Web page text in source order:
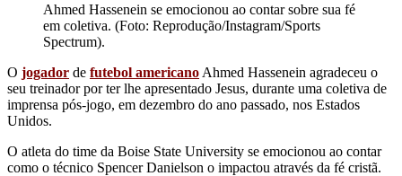
Ahmed Hassenein se emocionou ao contar sobre sua fé
em coletiva. (Foto: Reprodução/Instagram/Sports
Spectrum).
O jogador de futebol americano Ahmed Hassenein agradeceu o
seu treinador por ter lhe apresentado Jesus, durante uma coletiva de
imprensa pós-jogo, em dezembro do ano passado, nos Estados
Unidos.
O atleta do time da Boise State University se emocionou ao contar
como o técnico Spencer Danielson o impactou através da fé cristã.